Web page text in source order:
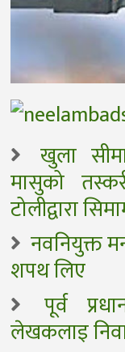
खुला
मासुको
टोलीद्वारा
नवनियुक्त
शपथ लिए
पूर्व
लेखकलाइ